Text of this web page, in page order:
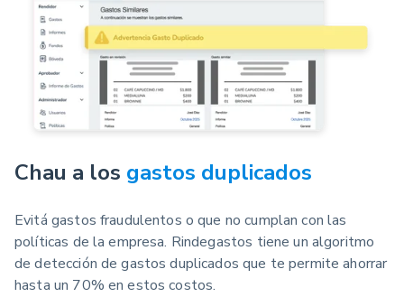
Chau a los gastos duplicados
Evitá gastos fraudulentos o que no cumplan con las
políticas de la empresa. Rindegastos tiene un algoritmo
de detección de gastos duplicados que te permite ahorrar
hasta un 70% en estos costos.